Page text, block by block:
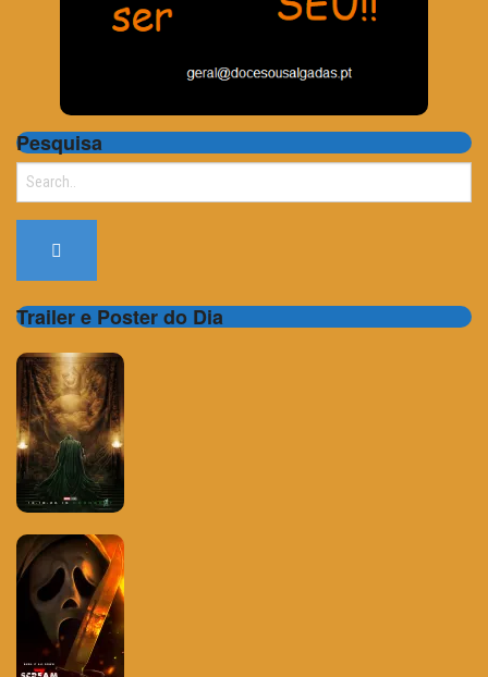
Pesquisa
Search
Trailer e Poster do Dia